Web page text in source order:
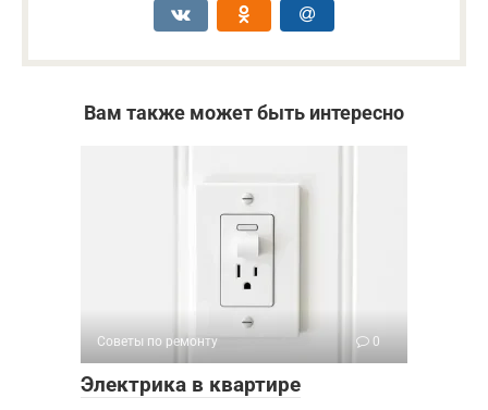
Вам также может быть интересно
Советы по ремонту 0
Электрика в квартире